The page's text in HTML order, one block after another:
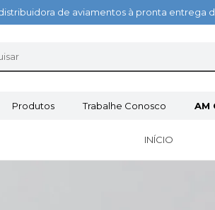
de aviamentos à pronta entrega
Produtos Trabalhe Conosco AM
INÍCIO